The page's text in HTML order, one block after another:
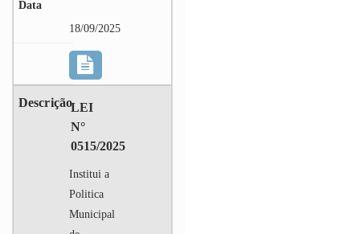
18/09/2025
LEI
N°
0515/2025
Institui a
Politica
Municipal